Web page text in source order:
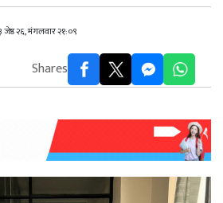
२६, मंगलवार २१:०९
Shares